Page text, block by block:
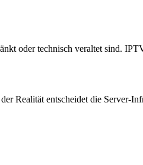
oder technisch veraltet sind.
Realität entscheidet die Server-